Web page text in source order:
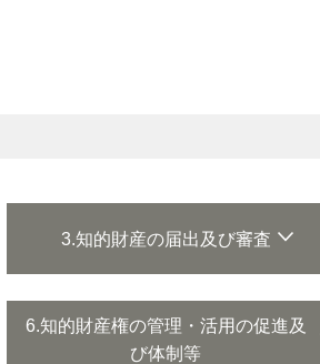
3.知的財産の届出及び審査
6.知的財産権の管理・活用の促進及
び体制等